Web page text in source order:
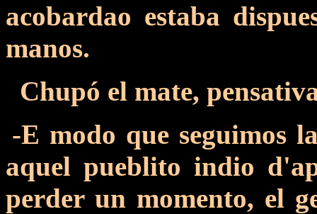
acobardao estaba
manos.
Chupó el mate,
-E modo que seguimos
aquel pueblito indio
perder un momento, el